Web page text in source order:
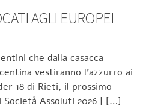
AGLI EUROPEI
che dalla casacca
vestiranno l’azzurro ai
18 di Rieti, il prossimo
Società Assoluti 2026 | […]